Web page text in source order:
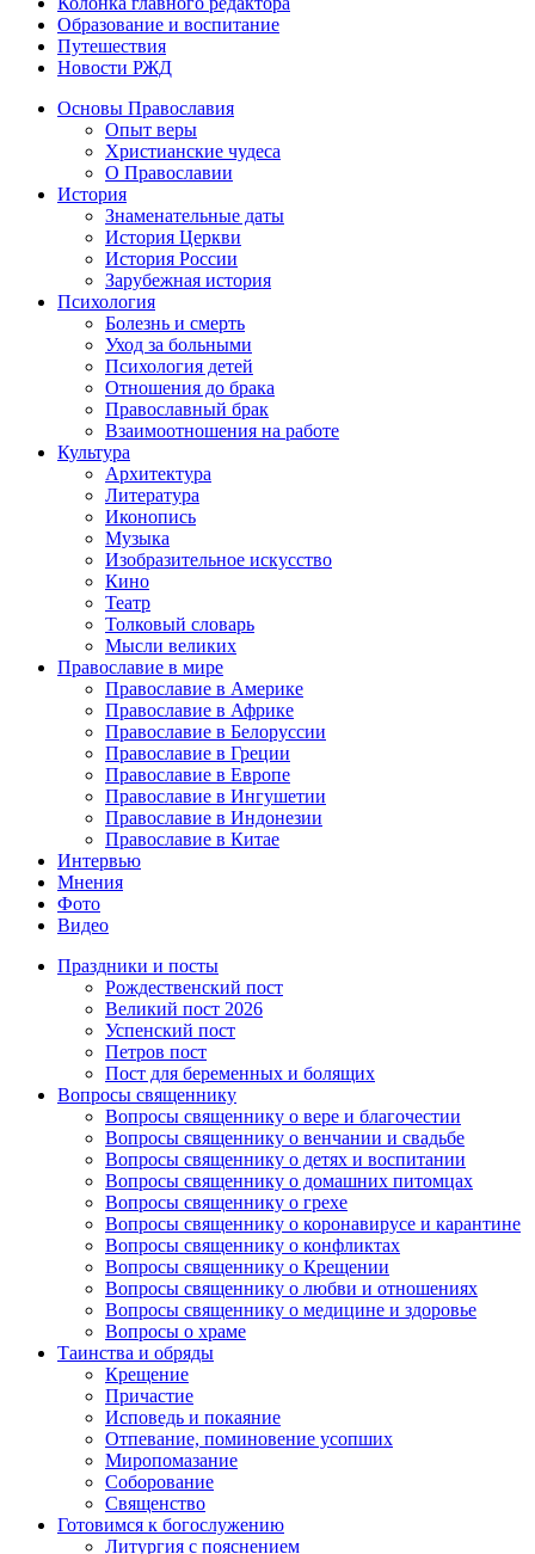
Образование и воспитание
Путешествия
Новости РЖД
Основы Православия
Опыт веры
Христианские чудеса
О Православии
История
Знаменательные даты
История Церкви
История России
Зарубежная история
Психология
Болезнь и смерть
Уход за больными
Психология детей
Отношения до брака
Православный брак
Взаимоотношения на работе
Культура
Архитектура
Литература
Иконопись
Музыка
Изобразительное искусство
Кино
Театр
Толковый словарь
Мысли великих
Православие в мире
Православие в Америке
Православие в Африке
Православие в Белоруссии
Православие в Греции
Православие в Европе
Православие в Ингушетии
Православие в Индонезии
Православие в Китае
Интервью
Мнения
Фото
Видео
Праздники и посты
Рождественский пост
Великий пост 2026
Успенский пост
Петров пост
Пост для беременных и болящих
Вопросы священнику
Вопросы священнику о вере и благочестии
Вопросы священнику о венчании и свадьбе
Вопросы священнику о детях и воспитании
Вопросы священнику о домашних питомцах
Вопросы священнику о грехе
Вопросы священнику о коронавирусе и карантине
Вопросы священнику о конфликтах
Вопросы священнику о Крещении
Вопросы священнику о любви и отношениях
Вопросы священнику о медицине и здоровье
Вопросы о храме
Таинства и обряды
Крещение
Причастие
Исповедь и покаяние
Отпевание, поминовение усопших
Миропомазание
Соборование
Священство
Готовимся к богослужению
Литургия с пояснением